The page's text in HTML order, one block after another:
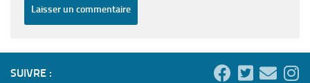
SUIVRE :